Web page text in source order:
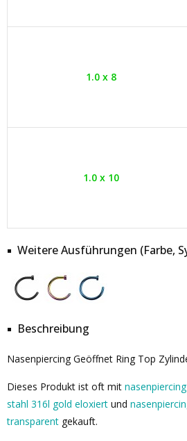
1.0 x 8
1.0 x 10
Weitere Ausführungen (Farbe,
Beschreibung
Nasenpiercing Geöffnet Ring Top
Dieses Produkt ist oft mit
stahl 316l gold eloxiert und
transparent gekauft.